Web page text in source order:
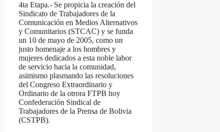
4ta Etapa.- Se propicia la creación del
Sindicato de Trabajadores de la
Comunicación en Medios Alternativos
y Comunitarios (STCAC) y se funda
un 10 de mayo de 2005, como un
justo homenaje a los hombres y
mujeres dedicados a esta noble labor
de servicio hacia la comunidad,
asimismo plasmando las resoluciones
del Congreso Extraordinario y
Ordinario de la otrora FTPB hoy
Confederación Sindical de
Trabajadores de la Prensa de Bolivia
(CSTPB).